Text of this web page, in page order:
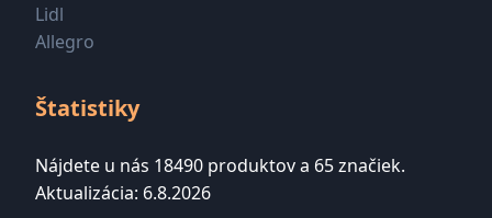
Lidl
Allegro
Štatistiky
Nájdete u nás 18490 produktov a 65 značiek.
Aktualizácia: 6.8.2026